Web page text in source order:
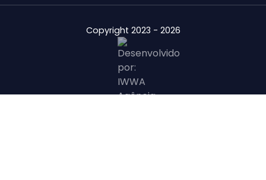
Copyright 2023 - 2026